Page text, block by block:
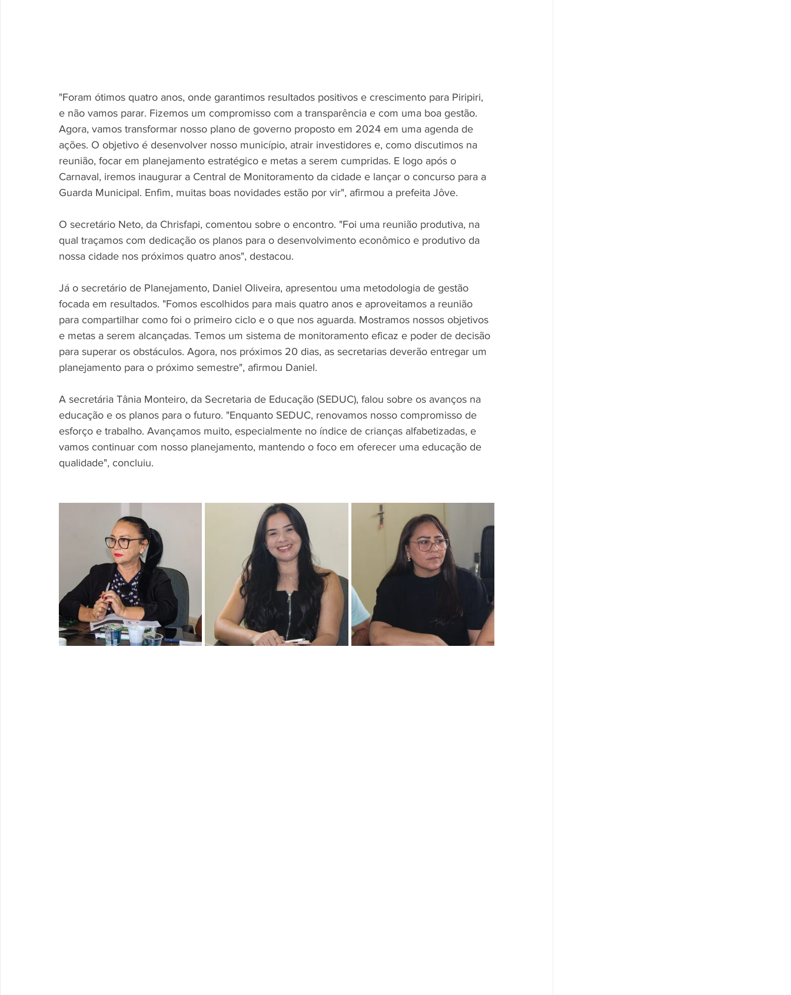
"Foram ótimos quatro anos, onde garantimos resultados positivos e crescimento para Piripiri,
e não vamos parar. Fizemos um compromisso com a transparência e com uma boa gestão.
Agora, vamos transformar nosso plano de governo proposto em 2024 em uma agenda de
ações. O objetivo é desenvolver nosso município, atrair investidores e, como discutimos na
reunião, focar em planejamento estratégico e metas a serem cumpridas. E logo após o
Carnaval, iremos inaugurar a Central de Monitoramento da cidade e lançar o concurso para a
Guarda Municipal. Enfim, muitas boas novidades estão por vir", afirmou a prefeita Jôve.
O secretário Neto, da Chrisfapi, comentou sobre o encontro. "Foi uma reunião produtiva, na
qual traçamos com dedicação os planos para o desenvolvimento econômico e produtivo da
nossa cidade nos próximos quatro anos", destacou.
Já o secretário de Planejamento, Daniel Oliveira, apresentou uma metodologia de gestão
focada em resultados. "Fomos escolhidos para mais quatro anos e aproveitamos a reunião
para compartilhar como foi o primeiro ciclo e o que nos aguarda. Mostramos nossos objetivos
e metas a serem alcançadas. Temos um sistema de monitoramento eficaz e poder de decisão
para superar os obstáculos. Agora, nos próximos 20 dias, as secretarias deverão entregar um
planejamento para o próximo semestre", afirmou Daniel.
A secretária Tânia Monteiro, da Secretaria de Educação (SEDUC), falou sobre os avanços na
educação e os planos para o futuro. "Enquanto SEDUC, renovamos nosso compromisso de
esforço e trabalho. Avançamos muito, especialmente no índice de crianças alfabetizadas, e
vamos continuar com nosso planejamento, mantendo o foco em oferecer uma educação de
qualidade", concluiu.